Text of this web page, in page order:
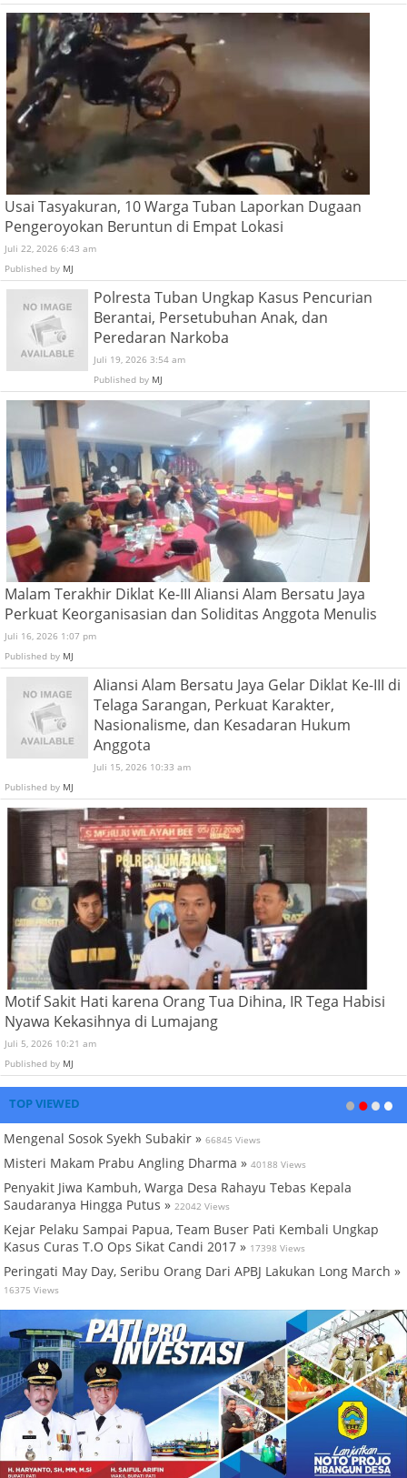
Usai Tasyakuran, 10 Warga Tuban Laporkan Dugaan
Pengeroyokan Beruntun di Empat Lokasi
Juli 22, 2026 6:43 am
Published by MJ
Polresta Tuban Ungkap Kasus Pencurian
Berantai, Persetubuhan Anak, dan
Peredaran Narkoba
Juli 19, 2026 3:54 am
Published by MJ
Malam Terakhir Diklat Ke-III Aliansi Alam Bersatu Jaya
Perkuat Keorganisasian dan Soliditas Anggota Menulis
Juli 16, 2026 1:07 pm
Published by MJ
Aliansi Alam Bersatu Jaya Gelar Diklat Ke-III di
Telaga Sarangan, Perkuat Karakter,
Nasionalisme, dan Kesadaran Hukum
Anggota
Juli 15, 2026 10:33 am
Published by MJ
Motif Sakit Hati karena Orang Tua Dihina, IR Tega Habisi
Nyawa Kekasihnya di Lumajang
Juli 5, 2026 10:21 am
Published by MJ
TOP VIEWED
Mengenal Sosok Syekh Subakir » 66845 Views
Misteri Makam Prabu Angling Dharma » 40188 Views
Penyakit Jiwa Kambuh, Warga Desa Rahayu Tebas Kepala
Saudaranya Hingga Putus » 22042 Views
Kejar Pelaku Sampai Papua, Team Buser Pati Kembali Ungkap
Kasus Curas T.O Ops Sikat Candi 2017 » 17398 Views
Peringati May Day, Seribu Orang Dari APBJ Lakukan Long March »
16375 Views